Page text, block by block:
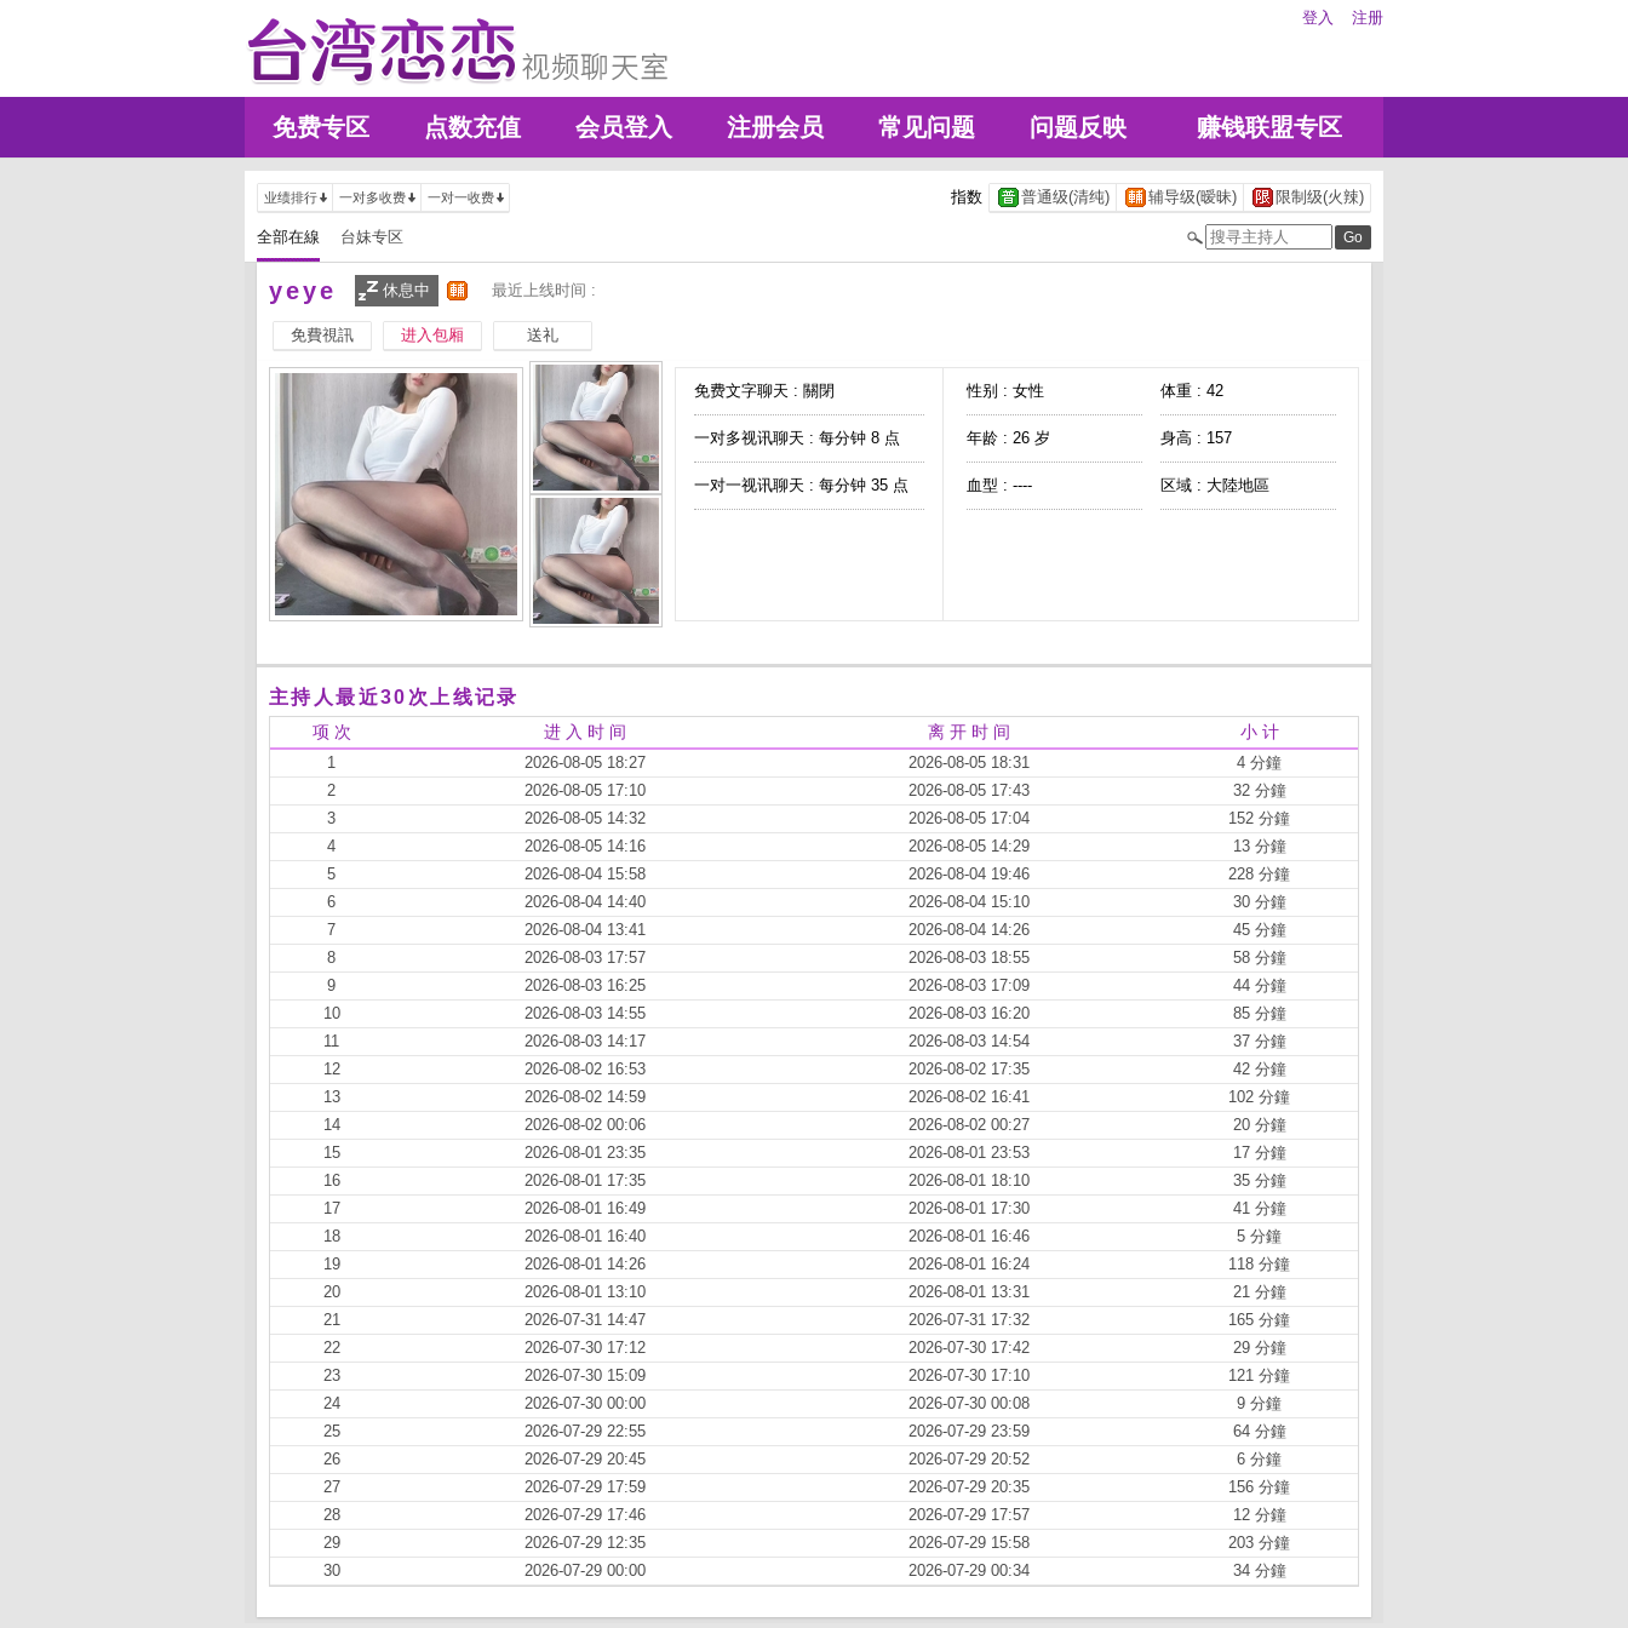
登入 注册
免费专区 点数充值 会员登入 注册会员 常见问题 问题反映 赚钱联盟专区
业绩排行 一对多收费 一对一收费 指数 普通级(清纯) 辅导级(暧昧) 限制级(火辣)
全部在線 台妹专区
yeye 休息中 最近上线时间 :
免費視訊 进入包厢 送礼
免费文字聊天 : 關閉
一对多视讯聊天 : 每分钟 8 点
一对一视讯聊天 : 每分钟 35 点
性别 : 女性 体重 : 42
年龄 : 26 岁 身高 : 157
血型 : ---- 区域 : 大陸地區
主持人最近30次上线记录
项 次 进 入 时 间 离 开 时 间 小 计
1 2026-08-05 18:27 2026-08-05 18:31
4 分鐘
2
2026-08-05 17:10 2026-08-05 17:43
32 分鐘
3
2026-08-05 14:32 2026-08-05 17:04
152 分鐘
4
2026-08-05 14:16 2026-08-05 14:29
13 分鐘
5
2026-08-04 15:58 2026-08-04 19:46
228 分鐘
6
2026-08-04 14:40 2026-08-04 15:10
30 分鐘
7
2026-08-04 13:41 2026-08-04 14:26
45 分鐘
8
2026-08-03 17:57 2026-08-03 18:55
58 分鐘
9
2026-08-03 16:25 2026-08-03 17:09
44 分鐘
10
2026-08-03 14:55 2026-08-03 16:20
85 分鐘
11
2026-08-03 14:17 2026-08-03 14:54
37 分鐘
12
2026-08-02 16:53 2026-08-02 17:35
42 分鐘
13
2026-08-02 14:59 2026-08-02 16:41
102 分鐘
14
2026-08-02 00:06 2026-08-02 00:27
20 分鐘
15
2026-08-01 23:35 2026-08-01 23:53
17 分鐘
16
2026-08-01 17:35 2026-08-01 18:10
35 分鐘
17
2026-08-01 16:49 2026-08-01 17:30
41 分鐘
18
2026-08-01 16:40 2026-08-01 16:46
5 分鐘
19
2026-08-01 14:26 2026-08-01 16:24
118 分鐘
20
2026-08-01 13:10 2026-08-01 13:31
21 分鐘
21
2026-07-31 14:47 2026-07-31 17:32
165 分鐘
22
2026-07-30 17:12 2026-07-30 17:42
29 分鐘
23
2026-07-30 15:09 2026-07-30 17:10
121 分鐘
24
2026-07-30 00:00 2026-07-30 00:08
9 分鐘
25
2026-07-29 22:55 2026-07-29 23:59
64 分鐘
26
2026-07-29 20:45 2026-07-29 20:52
6 分鐘
27
2026-07-29 17:59 2026-07-29 20:35
156 分鐘
28
2026-07-29 17:46 2026-07-29 17:57
12 分鐘
29
2026-07-29 12:35 2026-07-29 15:58
203 分鐘
30
2026-07-29 00:00 2026-07-29 00:34 34 分鐘